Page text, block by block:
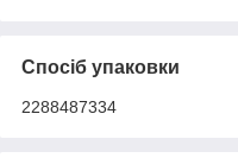
Спосіб упаковки
2288487334